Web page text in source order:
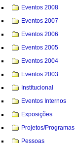
Eventos 2008
Eventos 2007
Eventos 2006
Eventos 2005
Eventos 2004
Eventos 2003
Institucional
Eventos Internos
Exposições
Projetos/Programas
Pessoas